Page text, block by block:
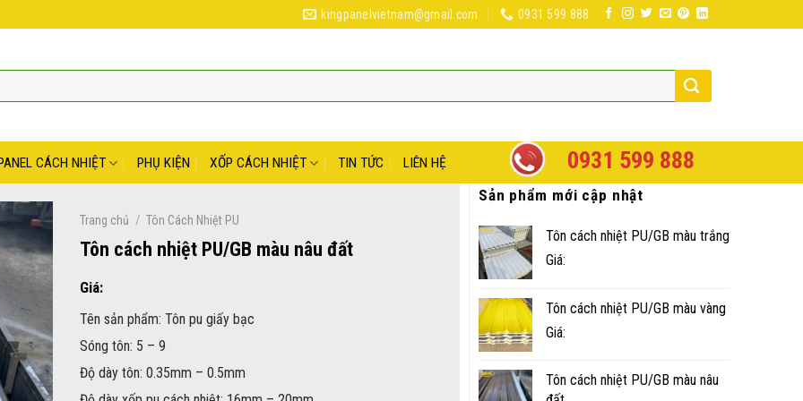
kingpanelvietnam@gmail.com 0931 599 888
CÁCH NHIỆT PHỤ KIỆN XỐP CÁCH NHIỆT TIN TỨC LIÊN HỆ 0931 599 888
Sản phẩm mới cập nhật
Tôn cách nhiệt PU/GB màu trắng
Giá:
Tôn cách nhiệt PU/GB màu vàng
Giá:
Tôn cách nhiệt PU/GB màu nâu
Trang chủ / Tôn Cách Nhiệt PU
Tôn cách nhiệt PU/GB màu nâu đất
Giá:
Tên sản phẩm: Tôn pu giấy bạc
Sóng tôn: 5 – 9
Độ dày tôn: 0.35mm – 0.5mm